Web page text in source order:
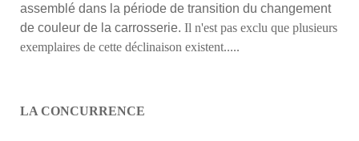
assemblé dans la période de transition du changement
de couleur de la carrosserie. Il n'est pas exclu que plusieurs
exemplaires de cette déclinaison existent.....
LA CONCURRENCE